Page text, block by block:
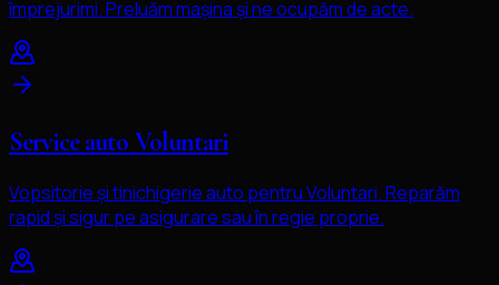
împrejurimi. Preluăm mașina și ne ocupăm de acte.
Service auto Voluntari
Vopsitorie și tinichigerie auto pentru Voluntari. Reparăm
rapid și sigur pe asigurare sau în regie proprie.